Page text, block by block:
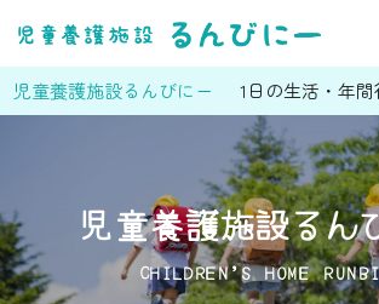
児童養護施設るんびにー 1日の生活・年間
児童養護施設るん
CHILDREN’S HOME